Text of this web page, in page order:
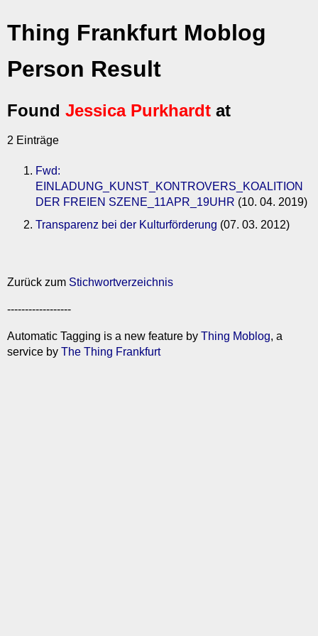
Thing Frankfurt Moblog
Person Result
Found Jessica Purkhardt at
2 Einträge
Fwd:
EINLADUNG_KUNST_KONTROVERS_KOALITION
DER FREIEN SZENE_11APR_19UHR (10. 04. 2019)
Transparenz bei der Kulturförderung (07. 03. 2012)
Zurück zum Stichwortverzeichnis
------------------
Automatic Tagging is a new feature by Thing Moblog, a
service by The Thing Frankfurt